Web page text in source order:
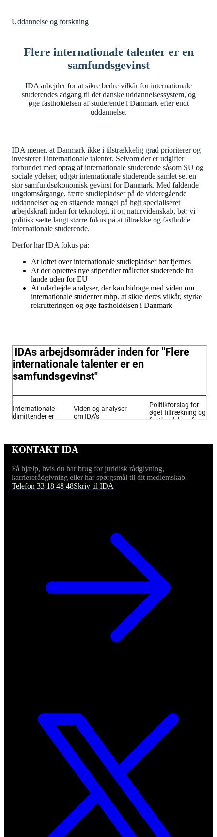
Uddannelse og forskning
Flere internationale talenter er en
samfundsgevinst
IDA arbejder for at sikre bedre vilkår for internationale
studerendes adgang til det danske uddannelsessystem, og
øge fastholdelsen af studerende i Danmark efter endt
uddannelse.
IDA mener, at Danmark ikke i tilstrækkelig grad prioriterer og
investerer i internationale talenter. Selvom der er udgifter
forbundet med optag af internationale studerende såsom SU og
sociale ydelser, udgør internationale studerende samlet set en
stor samfundsøkonomisk gevinst for Danmark. Med faldende
ungdomsårgange, færre studiepladser på de videregående
uddannelser og en stigende mangel på højt specialiseret
arbejdskraft inden for teknologi, it og naturvidenskab, bør vi
politisk sætte langt større fokus på at tiltrække og fastholde
internationale studerende.
Derfor har IDA fokus på:
At loftet over internationale studiepladser bør fjernes
At der oprettes nye stipendier målrettet studerende fra
lande uden for EU
At udarbejde analyser, der kan bidrage med viden om
internationale studenter mhp. at sikre deres vilkår, styrke
rekrutteringen og øge fastholdelsen i Danmark
KONTAKT IDA
Få hjælp, hvis du har brug for juridisk rådgivning,
karriererådgivning eller har spørgsmål til dit medlemskab.
Telefon 33 18 48 48Skriv til IDA